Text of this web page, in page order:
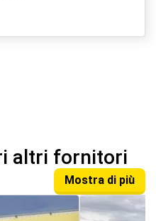
altri fornitori
Mostra di più